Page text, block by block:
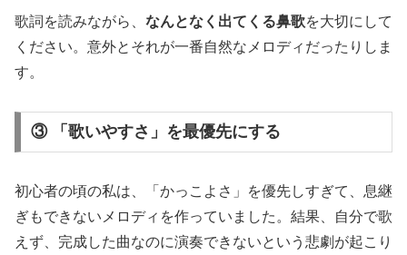
歌詞を読みながら、 なんとなく出てくる鼻歌を大切にして
ください。意外とそれが一番自然なメロディだったりしま
す。
③ 「歌いやすさ」を最優先にする
初心者の頃の私は、「かっこよさ」を優先しすぎて、息継
ぎもできないメロディを作っていました。結果、自分で歌
えず、完成した曲なのに演奏できないという悲劇が起こり